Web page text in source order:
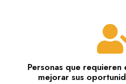
Personas que
mejorar sus